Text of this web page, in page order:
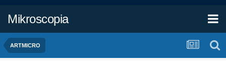
Mikroscopia
ARTMICRO